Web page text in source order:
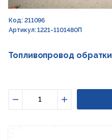
Код: 211096
Артикул: 1221-1101480П
Топливопровод
Увеличить